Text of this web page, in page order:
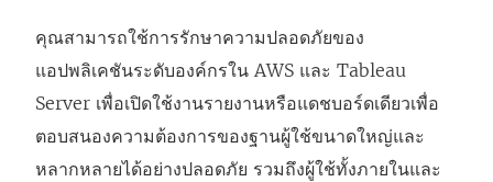
คุณสามารถใช้การรักษาความปลอดภัยของ
แอปพลิเคชันระดับองค์กรใน AWS และ Tableau
Server เพื่อเปิดใช้งานรายงานหรือแดชบอร์ดเดียวเพื่อ
ตอบสนองความต้องการของฐานผู้ใช้ขนาดใหญ่และ
หลากหลายได้อย่างปลอดภัย รวมถึงผู้ใช้ทั้งภายในและ